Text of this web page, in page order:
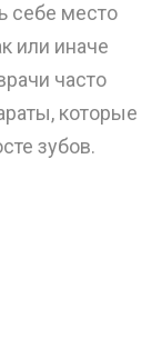
себе место
или иначе
часто
которые
зубов.